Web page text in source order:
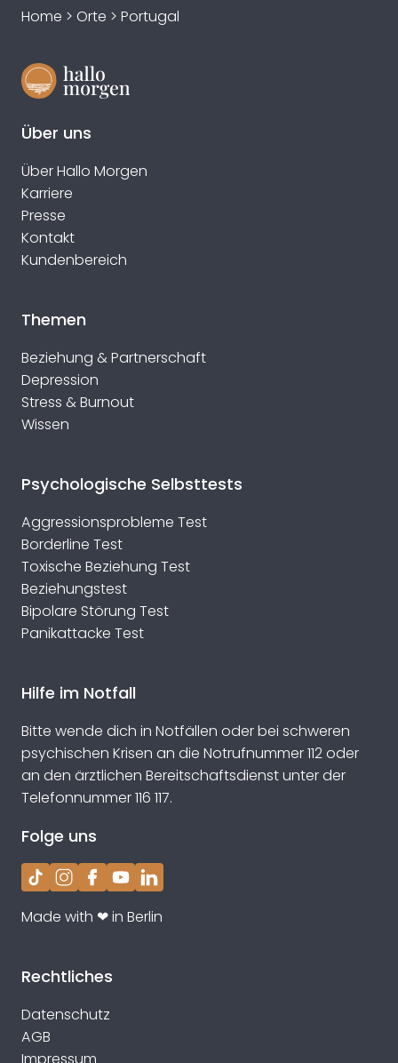
Home > Orte > Portugal
Über uns
Über Hallo Morgen
Karriere
Presse
Kontakt
Kundenbereich
Themen
Beziehung & Partnerschaft
Depression
Stress & Burnout
Wissen
Psychologische Selbsttests
Aggressionsprobleme Test
Borderline Test
Toxische Beziehung Test
Beziehungstest
Bipolare Störung Test
Panikattacke Test
Hilfe im Notfall
Bitte wende dich in Notfällen oder bei schweren
psychischen Krisen an die Notrufnummer 112 oder
an den ärztlichen Bereitschaftsdienst unter der
Telefonnummer 116 117.
Folge uns
TikTokInstagram
Facebook
YouTube
LinkedIn
Made with ❤ in Berlin
Rechtliches
Datenschutz
AGB